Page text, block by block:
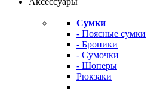
Сумки
- Поясные сумки
- Броники
- Сумочки
- Шоперы
Рюкзаки